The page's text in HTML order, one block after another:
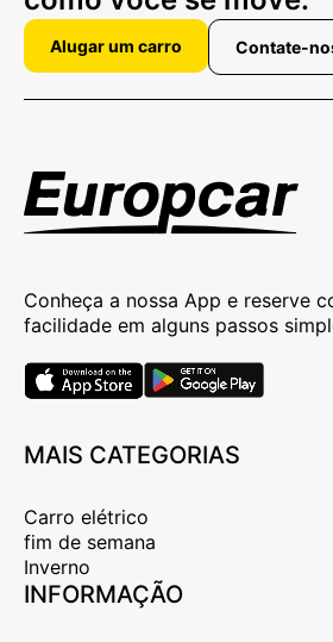
Alugar um carro Contate-
Conheça a nossa App e reserve
facilidade em alguns passos
MAIS CATEGORIAS
Carro elétrico
fim de semana
Inverno
INFORMAÇÃO